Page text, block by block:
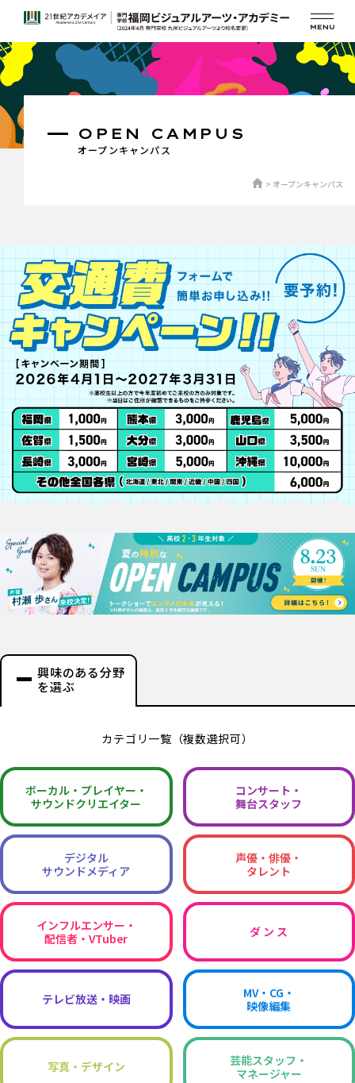
オープンキャンパス
OPEN CAMPUS
オープンキャンパス
興味のある分野
を選ぶ
カテゴリ一覧（複数選択可）
ボーカル・ プレイヤー・
サウンドクリエイター
コンサート・
舞台スタッフ
デジタル
サウンドメディア
声優・俳優・
タレント
インフルエンサー・
配信者・VTuber
ダ ン ス
テレビ放送・映画
MV・CG・
映像編集
写真・デザイン
芸能スタッフ・
マネージャー